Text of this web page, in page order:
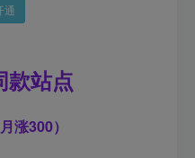
通
站点
涨300）